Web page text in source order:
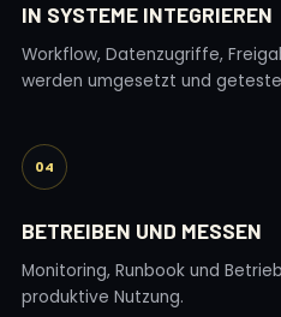
IN SYSTEME INTEGRIEREN
Workflow, Datenzugriffe,
werden umgesetzt und
04
BETREIBEN UND MESSEN
Monitoring, Runbook und
produktive Nutzung.